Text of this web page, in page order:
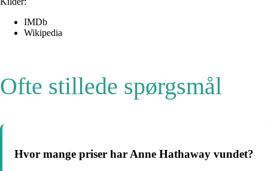
IMDb
Wikipedia
Ofte stillede spørgsmål
Hvor mange priser har Anne Hathaway vundet?